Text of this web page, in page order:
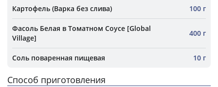
Картофель (Варка без слива) 100 г
Фасоль Белая в Томатном Соусе [Global
Village]
400 г
Соль поваренная пищевая 10 г
Способ приготовления